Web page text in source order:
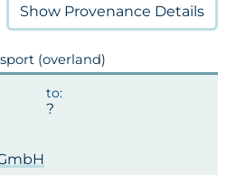
Show Provenance Details
(overland)